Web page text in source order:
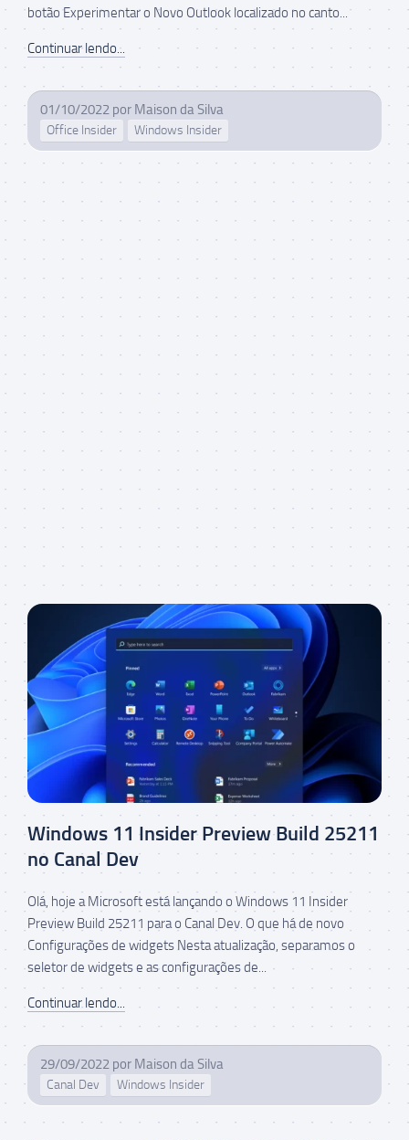
botão Experimentar o Novo Outlook localizado no canto...
Continuar lendo...
01/10/2022 por Maison da Silva
Office Insider Windows Insider
Windows 11 Insider Preview Build 25211
no Canal Dev
Olá, hoje a Microsoft está lançando o Windows 11 Insider
Preview Build 25211 para o Canal Dev. O que há de novo
Configurações de widgets Nesta atualização, separamos o
seletor de widgets e as configurações de...
Continuar lendo...
29/09/2022 por Maison da Silva
Canal Dev Windows Insider